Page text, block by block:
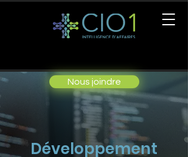
Nous joindre
Développement